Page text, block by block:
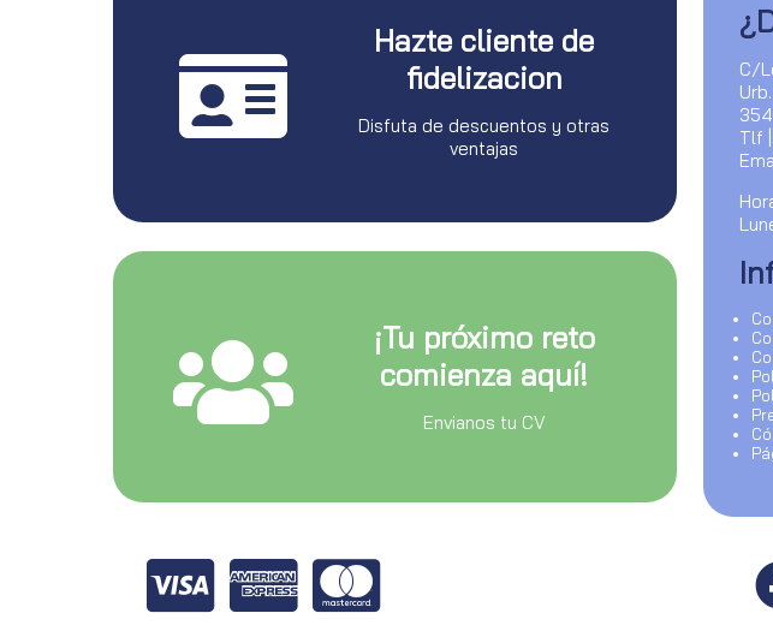
Hazte cliente de
fidelizacion
Disfuta de descuentos y otras
ventajas
¡Tu próximo reto
comienza aquí!
Envianos tu CV
C/
Tlf